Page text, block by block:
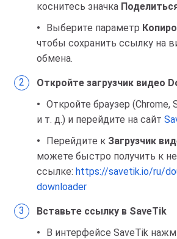
коснитесь значка
Выберите параметр
чтобы сохранить ссылку на
обмена.
Откройте загрузчик видео
Откройте браузер (Chrome,
и т. д.) и перейдите на сайт
Перейдите к Загрузчик
можете быстро получить к
ссылке: https://savetik.io/ru/
downloader
Вставьте ссылку в SaveTik
В интерфейсе SaveTik